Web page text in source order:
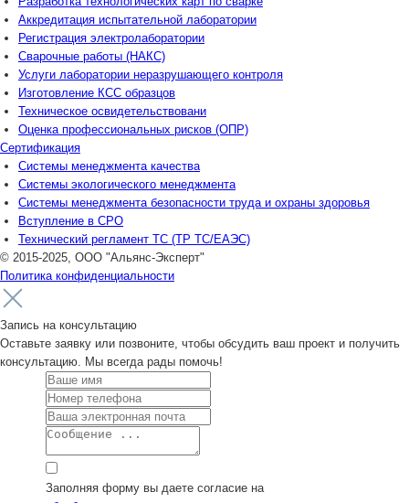
Аккредитация испытательной лаборатории
Регистрация электролаборатории
Сварочные работы (НАКС)
Услуги лаборатории неразрушающего контроля
Изготовление КСС образцов
Техническое освидетельствовани
Оценка профессиональных рисков (ОПР)
Сертификация
Системы менеджмента качества
Системы экологического менеджмента
Системы менеджмента безопасности труда и охраны здоровья
Вступление в СРО
Технический регламент ТС (ТР ТС/ЕАЭС)
© 2015-2025, ООО "Альянс-Эксперт"
Политика конфиденциальности
Запись на консультацию
Оставьте заявку или позвоните, чтобы обсудить ваш проект и получить
консультацию. Мы всегда рады помочь!
Заполняя форму вы даете согласие на